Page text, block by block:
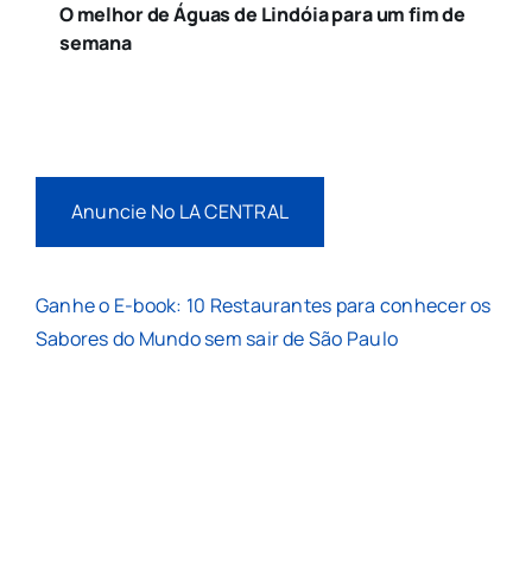
O melhor de Águas de Lindóia para um fim de
semana
Anuncie No LA CENTRAL
Ganhe o E-book: 10 Restaurantes para conhecer os
Sabores do Mundo sem sair de São Paulo